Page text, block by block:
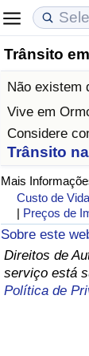
Trânsito
Não existem
Vive em
Considere
Trânsito
Mais
Custo de Vida
| Preços de
Sobre este
Direitos de
serviço está
Política de
Custo de
Indicador
Indicador
em Aqaba
Preços de
Indicador
Indicador
Qualidade
Indicador
Índice de
Crime
Taxa do